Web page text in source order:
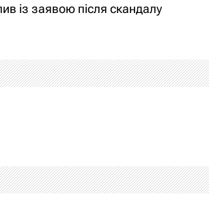
із заявою після скандалу